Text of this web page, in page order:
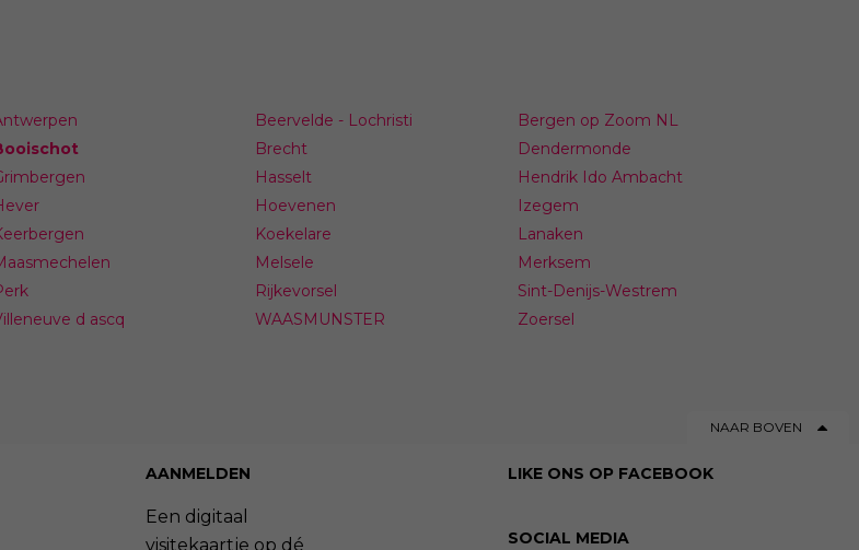
Beervelde - Lochristi
Bergen op Zoom NL
Brecht
Dendermonde
Hasselt
Hendrik Ido Ambacht
Hoevenen
Izegem
Koekelare
Lanaken
Melsele
Merksem
Rijkevorsel
Sint-Denijs-Westrem
d ascq WAASMUNSTER
Zoersel
NAAR BOVEN
AANMELDEN
Een digitaal
visitekaartje op dé
LIKE ONS OP FACEBOOK
SOCIAL MEDIA